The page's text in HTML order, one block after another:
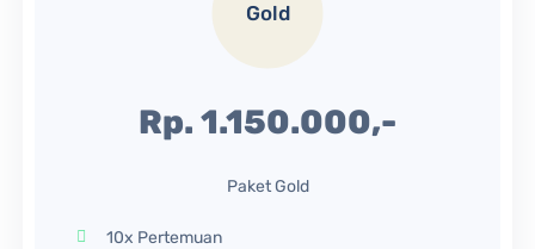
Gold
Rp. 1.150.000,-
Paket Gold
10x Pertemuan